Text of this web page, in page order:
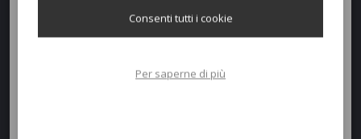
32/78cmConsenti tutti i cookie
Per saperne di più